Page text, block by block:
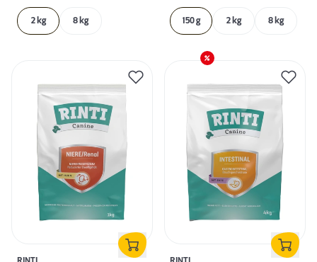
2 kg 8 kg 150 g 2 kg 8 kg